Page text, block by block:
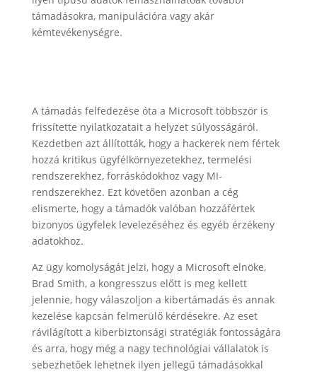
támadásokra, manipulációra vagy akár
kémtevékenységre.
A támadás felfedezése óta a Microsoft többször is
frissítette nyilatkozatait a helyzet súlyosságáról.
Kezdetben azt állították, hogy a hackerek nem fértek
hozzá kritikus ügyfélkörnyezetekhez, termelési
rendszerekhez, forráskódokhoz vagy MI-
rendszerekhez. Ezt követően azonban a cég
elismerte, hogy a támadók valóban hozzáfértek
bizonyos ügyfelek levelezéséhez és egyéb érzékeny
adatokhoz.
Az ügy komolyságát jelzi, hogy a Microsoft elnöke,
Brad Smith, a kongresszus előtt is meg kellett
jelennie, hogy válaszoljon a kibertámadás és annak
kezelése kapcsán felmerülő kérdésekre. Az eset
rávilágított a kiberbiztonsági stratégiák fontosságára
és arra, hogy még a nagy technológiai vállalatok is
sebezhetőek lehetnek ilyen jellegű támadásokkal